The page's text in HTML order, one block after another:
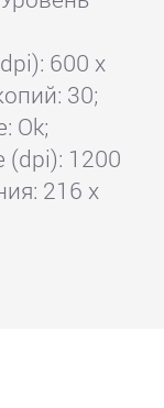
600 x
30;
Ok;
(dpi): 1200
216 x